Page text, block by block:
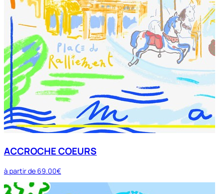
ACCROCHE COEURS
à partir de 69.00€